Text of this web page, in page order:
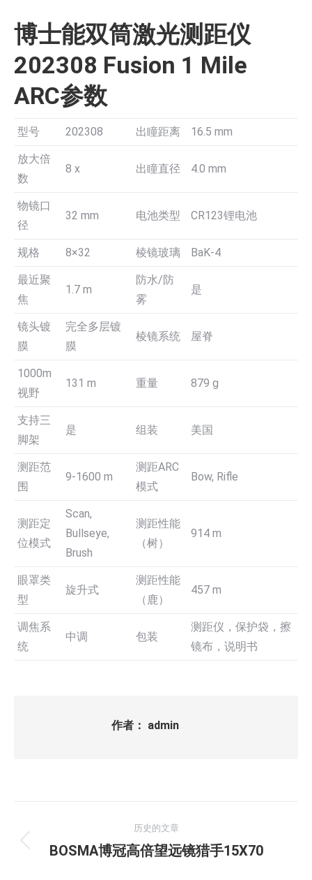
博士能双筒激光测距仪
202308 Fusion 1 Mile
ARC参数
型号 202308 出瞳距离 16.5 mm
放大倍
数
8 x 出瞳直径 4.0 mm
物镜口
径
32 mm 电池类型 CR123锂电池
规格 8×32 棱镜玻璃 BaK-4
最近聚
焦
1.7 m
防水/防
雾
是
镜头镀
膜
完全多层镀
膜
棱镜系统 屋脊
1000m
视野
131 m 重量 879 g
支持三
脚架
是 组装 美国
测距范
围
9-1600 m
测距ARC
模式
Bow, Rifle
测距定
位模式
Scan,
Bullseye,
Brush
测距性能
（树）
914 m
眼罩类
型
旋升式
测距性能
（鹿）
457 m
调焦系
统
中调 包装
测距仪，保护袋，擦
镜布，说明书
作者： admin
章
历史的文章
历
BOSMA博冠高倍望远镜猎手15X70